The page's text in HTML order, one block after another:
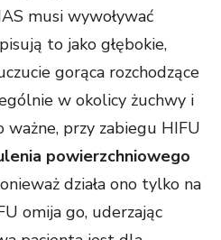
musi wywoływać
to jako głębokie,
gorąca rozchodzące
w okolicy żuchwy i
ważne, przy zabiegu HIFU
powierzchniowego
działa ono tylko na
omija go, uderzając